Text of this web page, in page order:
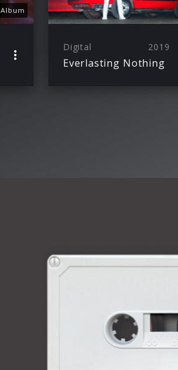
Album
Digital 2019
Everlasting Nothing